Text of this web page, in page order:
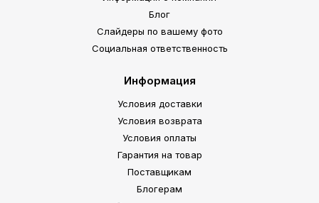
Блог
Слайдеры по вашему фото
Социальная ответственность
Информация
Условия доставки
Условия возврата
Условия оплаты
Гарантия на товар
Поставщикам
Блогерам